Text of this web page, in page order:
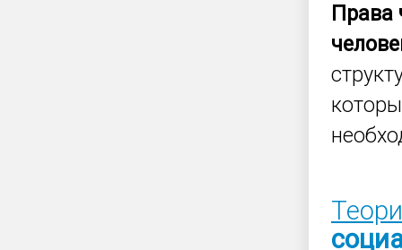
Права